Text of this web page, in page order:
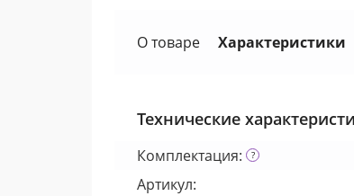
О товаре Характеристики
Технические
Комплектация:
Артикул: